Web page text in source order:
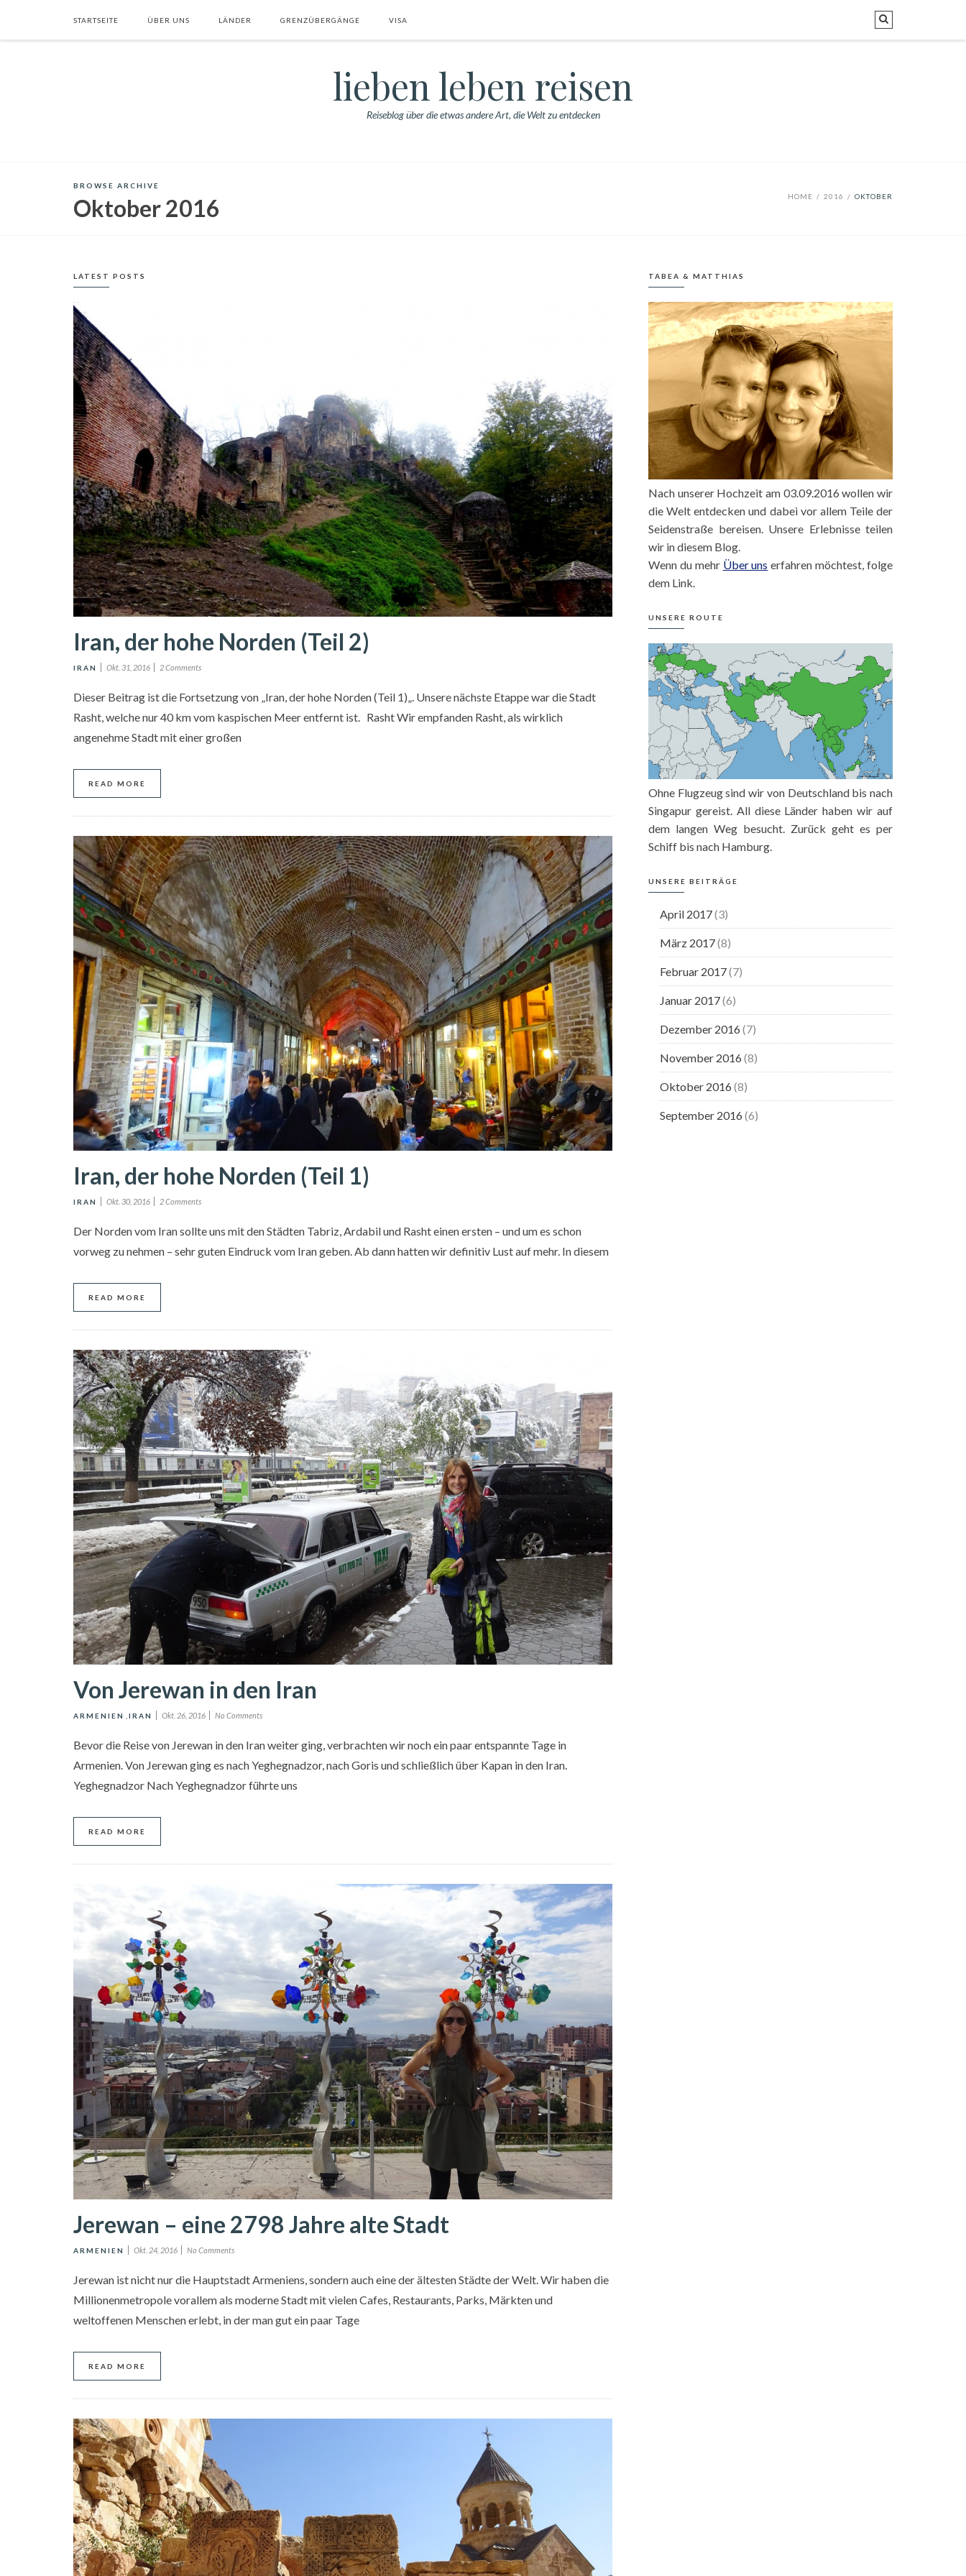
STARTSEITE ÜBER UNS LÄNDER GRENZÜBERGÄNGE VISA
lieben leben reisen
Reiseblog über die etwas andere Art, die Welt zu entdecken
BROWSE ARCHIVE
Oktober 2016 HOME / 2016 / OKTOBER
LATEST POSTS
Iran, der hohe Norden (Teil 2)
IRAN Okt. 31, 2016 2 Comments
Dieser Beitrag ist die Fortsetzung von „Iran, der hohe Norden (Teil 1)„. Unsere nächste Etappe war die Stadt
Rasht, welche nur 40 km vom kaspischen Meer entfernt ist. Rasht Wir empfanden Rasht, als wirklich
angenehme Stadt mit einer großen
READ MORE
Iran, der hohe Norden (Teil 1)
IRAN Okt. 30, 2016 2 Comments
Der Norden vom Iran sollte uns mit den Städten Tabriz, Ardabil und Rasht einen ersten – und um es schon
vorweg zu nehmen – sehr guten Eindruck vom Iran geben. Ab dann hatten wir definitiv Lust auf mehr. In diesem
READ MORE
Von Jerewan in den Iran
ARMENIEN ,IRAN Okt. 26, 2016 No Comments
Bevor die Reise von Jerewan in den Iran weiter ging, verbrachten wir noch ein paar entspannte Tage in
Armenien. Von Jerewan ging es nach Yeghegnadzor, nach Goris und schließlich über Kapan in den Iran.
Yeghegnadzor Nach Yeghegnadzor führte uns
READ MORE
Jerewan – eine 2798 Jahre alte Stadt
ARMENIEN Okt. 24, 2016 No Comments
Jerewan ist nicht nur die Hauptstadt Armeniens, sondern auch eine der ältesten Städte der Welt. Wir haben die
Millionenmetropole vorallem als moderne Stadt mit vielen Cafes, Restaurants, Parks, Märkten und
weltoffenen Menschen erlebt, in der man gut ein paar Tage
READ MORE
TABEA & MATTHIAS
Nach unserer Hochzeit am 03.09.2016 wollen wir
die Welt entdecken und dabei vor allem Teile der
Seidenstraße bereisen. Unsere Erlebnisse teilen
wir in diesem Blog.
Wenn du mehr Über uns erfahren möchtest, folge
dem Link.
UNSERE ROUTE
Ohne Flugzeug sind wir von Deutschland bis nach
Singapur gereist. All diese Länder haben wir auf
dem langen Weg besucht. Zurück geht es per
Schiff bis nach Hamburg.
UNSERE BEITRÄGE
April 2017(3)
März 2017(8)
Februar 2017(7)
Januar 2017(6)
Dezember 2016 (7)
November 2016 (8)
Oktober 2016 (8)
September 2016 (6)